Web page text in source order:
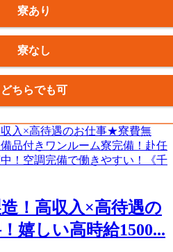
寮あり
寮なし
どちらでも可
！高収入×高待遇の
嬉しい高時給1500...